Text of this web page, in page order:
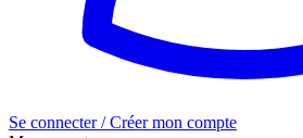
Se connecter / Créer mon compte